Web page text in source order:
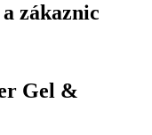
zákaznic
Gel &